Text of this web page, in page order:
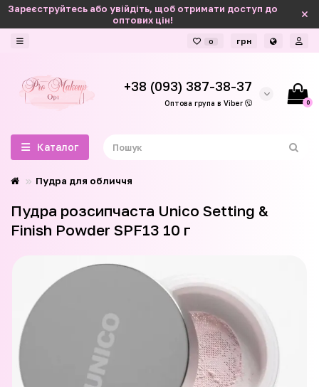
Зареєструйтесь або увійдіть, щоб отримати доступ до
оптових цін!
0 грн
+38 (093) 387-38-37
Оптова група в Viber 0
Каталог
Пудра для обличчя
Пудра розсипчаста Unico Setting &
Finish Powder SPF13 10 г